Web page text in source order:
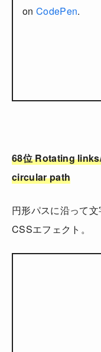
on CodePen.
68位 Rotating
circular path
円形パスに沿って
CSSエフェクト。